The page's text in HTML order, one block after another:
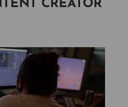
CREATOR